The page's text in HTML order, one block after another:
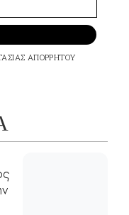
ΑΠΟΡΡΗΤΟΥ